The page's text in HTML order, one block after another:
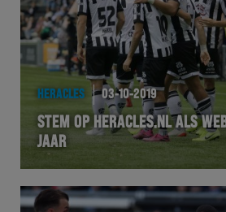
HERACLES 03-10-2019
STEM OP HERACLES.NL ALS
JAAR